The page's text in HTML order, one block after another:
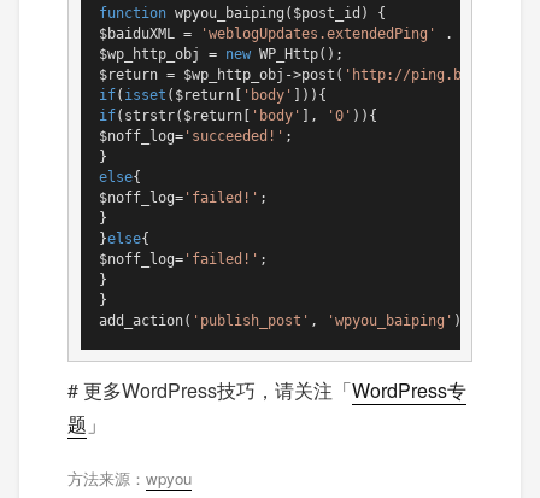
function wpyou_baiping ($post_id)
{
$baiduXML =
'weblogUpdates.extendedPing'
.
$wp_http_obj = new WP_Http();
$return = $wp_http_obj->post( 'http://ping.baidu.com/
if( isset ($return[ 'body'
if(strstr($return[ 'body' ], '0' )){
$noff_log='succeeded!' ;
else{
$noff_log='failed!' ;
}
}else{
$noff_log='failed!' ;
}
}
add_action( 'publish_post' , 'wpyou_baiping' );
# 更多WordPress技巧，请关注「WordPress专
题 」
方法来源： wpyou